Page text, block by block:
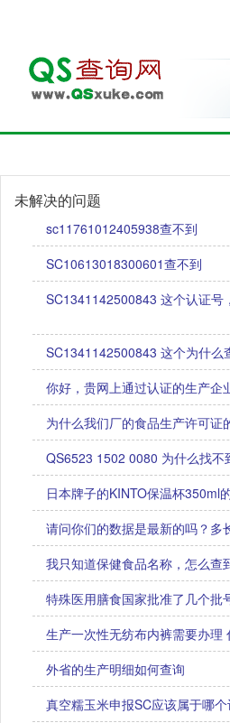
未解决的问题
sc11761012405938查不到
SC10613018300601查不到
SC1341142500843 这个认证号
SC1341142500843 这个为什么
你好，贵网上通过认证的生产企
为什么我们厂的食品生产许可
QS6523 1502 0080 为什么找不
日本牌子的KINTO保温杯350ml
请问你们的数据是最新的吗？多
我只知道保健食品名称，怎么查
特殊医用膳食国家批准了几个批
生产一次性无纺布内裤需要办理
外省的生产明细如何查询
真空糯玉米申报SC应该属于哪